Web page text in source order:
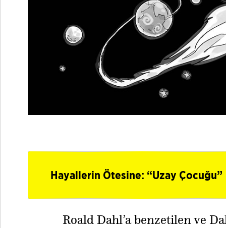
Hayallerin Ötesine: “Uzay Çocuğu”
Roald Dahl’a benzetilen ve